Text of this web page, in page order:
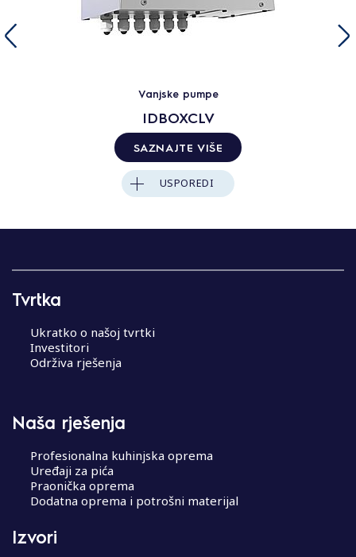
Vanjske pumpe
IDBOXCLV
SAZNAJTE VIŠE
USPOREDI
Tvrtka
Ukratko o našoj tvrtki
Investitori
Održiva rješenja
Naša rješenja
Profesionalna kuhinjska oprema
Uređaji za pića
Praonička oprema
Dodatna oprema i potrošni materijal
Izvori